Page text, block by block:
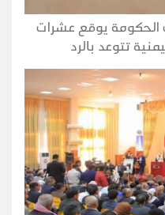
يوقع عشرات
تتوعد بالرد